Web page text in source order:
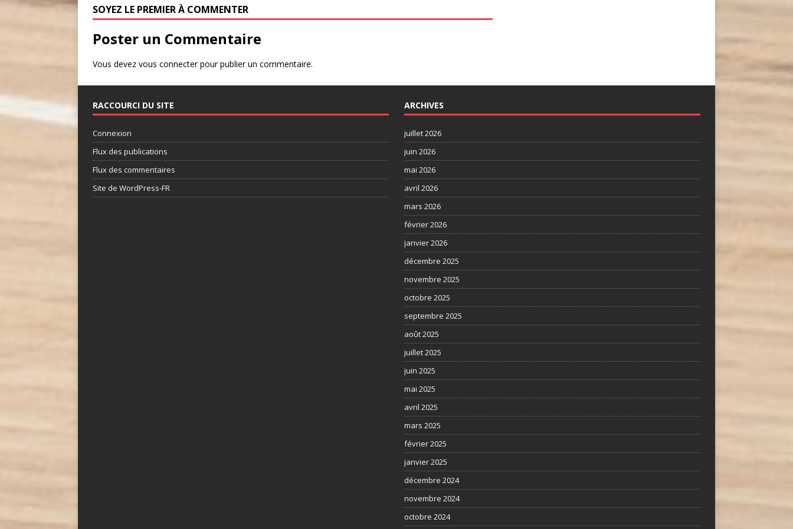
SOYEZ LE PREMIER À COMMENTER
Poster un Commentaire
Vous devez vous connecterpour publier un commentaire.
RACCOURCI DU SITE
Connexion
Flux des publications
Flux des commentaires
Site de WordPress-FR
ARCHIVES
juillet 2026
juin 2026
mai 2026
avril 2026
mars 2026
février 2026
janvier 2026
décembre 2025
novembre 2025
octobre 2025
septembre 2025
août 2025
juillet 2025
juin 2025
mai 2025
avril 2025
mars 2025
février 2025
janvier 2025
décembre 2024
novembre 2024
octobre 2024